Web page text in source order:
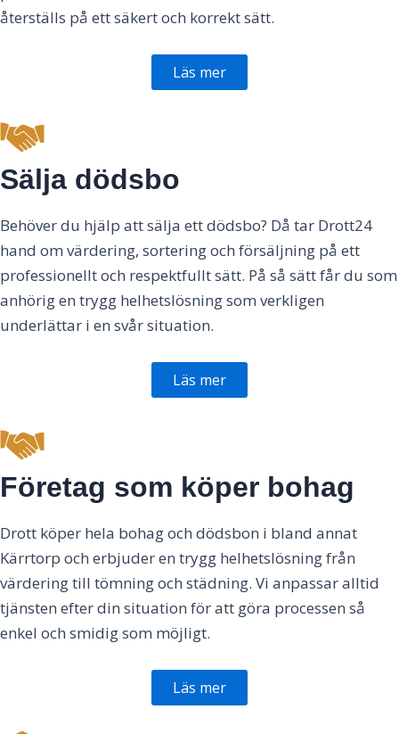
återställs på ett säkert och korrekt sätt.
Läs mer
Sälja dödsbo
Behöver du hjälp att sälja ett dödsbo? Då tar Drott24
hand om värdering, sortering och försäljning på ett
professionellt och respektfullt sätt. På så sätt får du som
anhörig en trygg helhetslösning som verkligen
underlättar i en svår situation.
Läs mer
Företag som köper bohag
Drott köper hela bohag och dödsbon i bland annat
Kärrtorp och erbjuder en trygg helhetslösning från
värdering till tömning och städning. Vi anpassar alltid
tjänsten efter din situation för att göra processen så
enkel och smidig som möjligt.
Läs mer